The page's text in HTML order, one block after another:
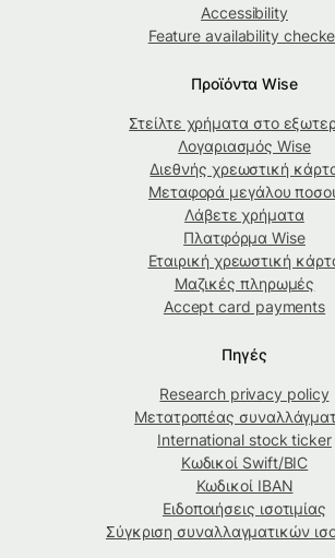
Accessibility
Feature availability
Προϊόντα Wise
Στείλτε χρήματα στο
Λογαριασμός Wise
Διεθνής χρεωστική
Μεταφορά μεγάλου
Λάβετε χρήματα
Πλατφόρμα Wise
Εταιρική χρεωστική
Μαζικές πληρωμές
Accept card payments
Πηγές
Research privacy policy
Μετατροπέας
International stock ticker
Κωδικοί Swift/BIC
Κωδικοί IBAN
Ειδοποιήσεις ισοτιμίας
Σύγκριση συναλλαγματικών